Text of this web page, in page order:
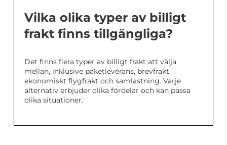
Vilka olika typer av billigt
frakt finns tillgängliga?
Det finns flera typer av billigt frakt att välja
mellan, inklusive paketleverans, brevfrakt,
ekonomiskt flygfrakt och samlastning. Varje
alternativ erbjuder olika fördelar och kan passa
olika situationer.